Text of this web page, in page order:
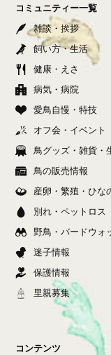
コミュニティー一覧
雑談・挨拶
飼い方・生活
健康・えさ
病気・病院
愛鳥自慢・特技
オフ会・イベント
鳥グッズ・雑貨・
鳥の販売情報
産卵・繁殖・ひな
別れ・ペットロス
野鳥・バードウォ
迷子情報
保護情報
里親募集
コンテンツ